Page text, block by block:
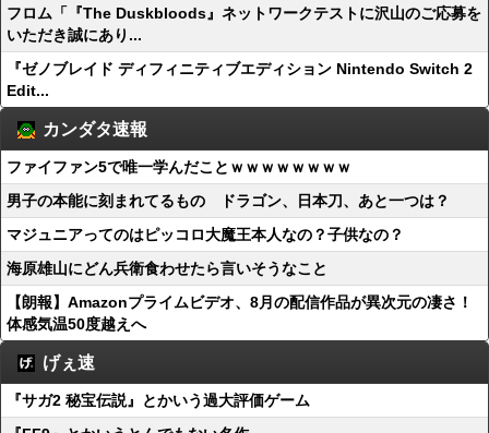
フロム「『The Duskbloods』ネットワークテストに沢山のご応募を
いただき誠にあり...
『ゼノブレイド ディフィニティブエディション Nintendo Switch 2
Edit...
カンダタ速報
ファイファン5で唯一学んだことｗｗｗｗｗｗｗｗ
男子の本能に刻まれてるもの ドラゴン、日本刀、あと一つは？
マジュニアってのはピッコロ大魔王本人なの？子供なの？
海原雄山にどん兵衛食わせたら言いそうなこと
【朗報】Amazonプライムビデオ、8月の配信作品が異次元の凄さ！
体感気温50度越えへ
げぇ速
『サガ2 秘宝伝説』とかいう過大評価ゲーム